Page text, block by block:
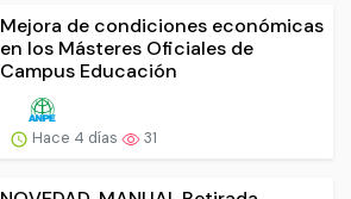
Mejora de condiciones económicas
en los Másteres Oficiales de
Campus Educación
Hace 4 días 31